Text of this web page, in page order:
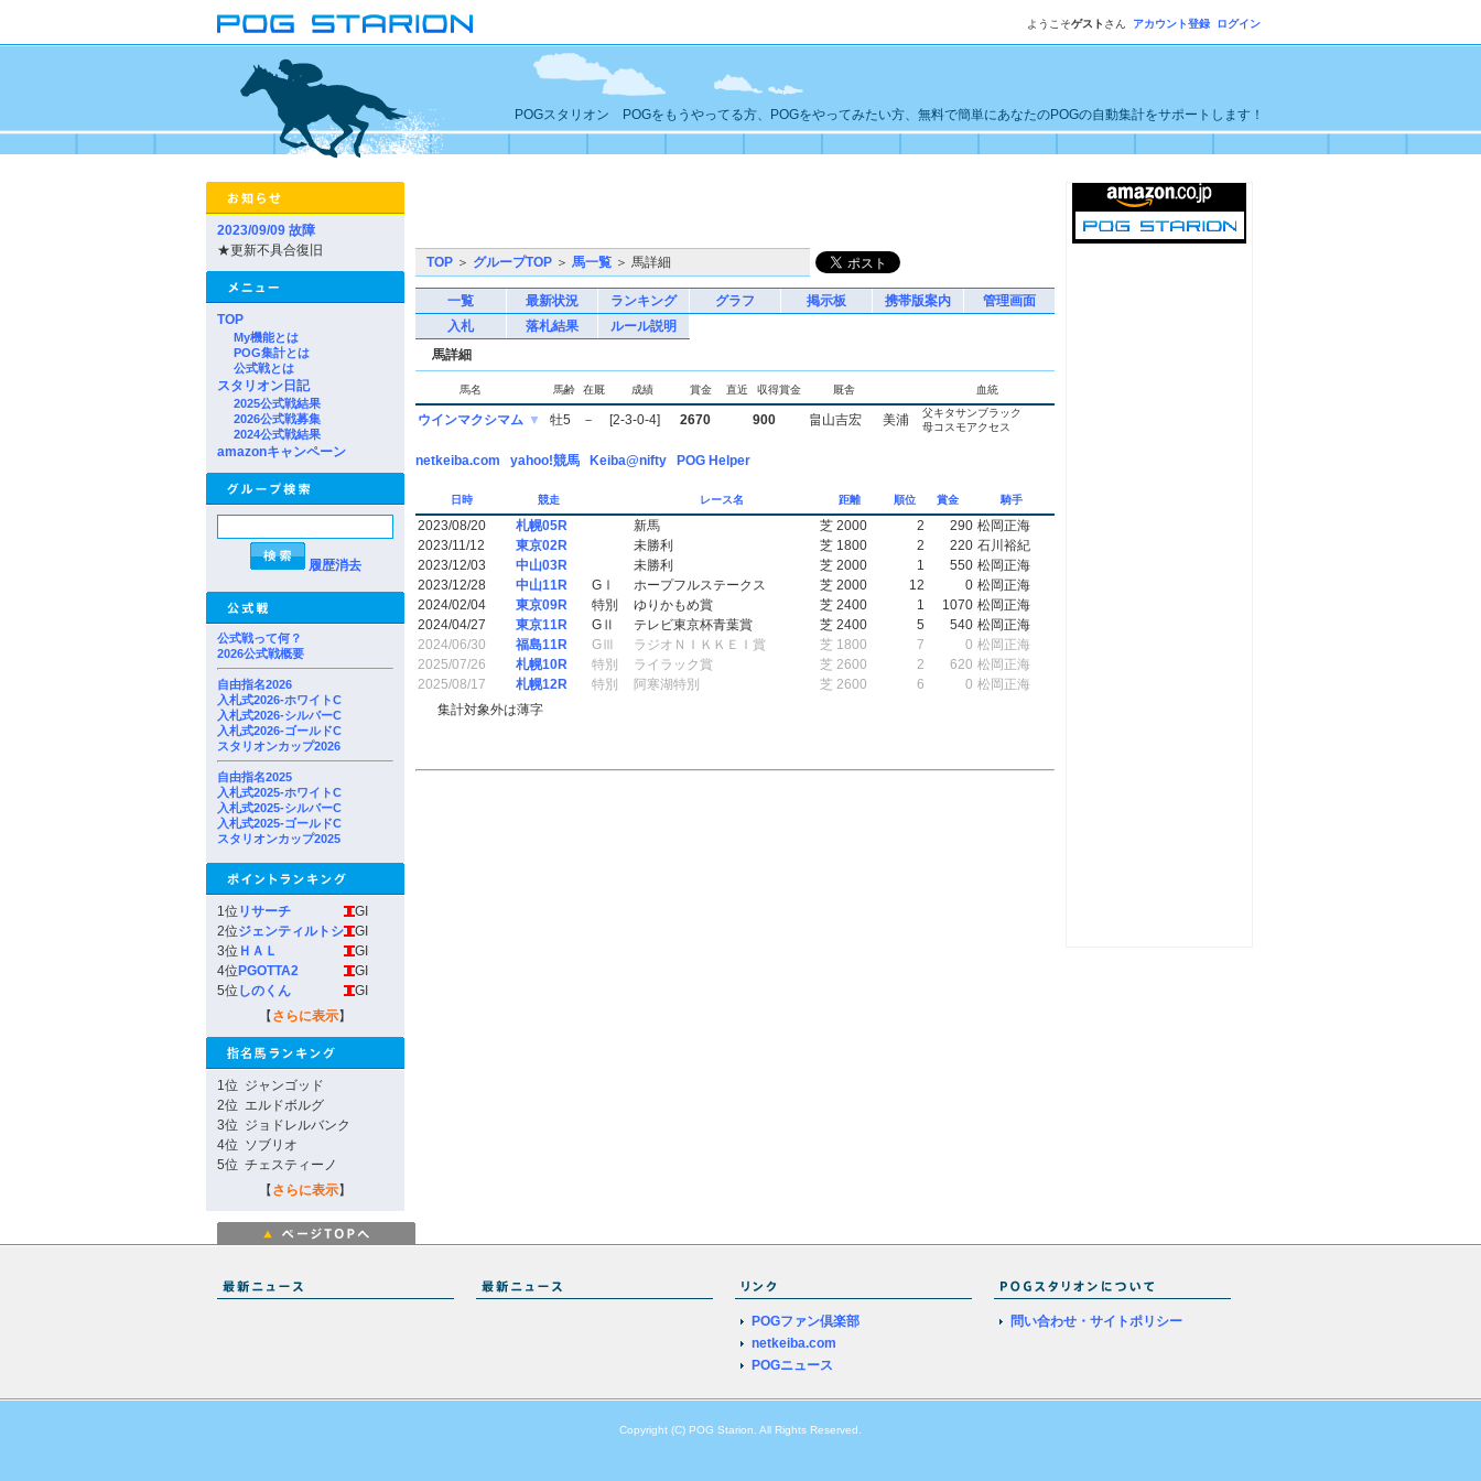
ようこそゲスト さん アカウント登録 ログイン
POGスタリオン POGをもうやってる方、POGをやってみたい方、無料で簡単にあなたのPOGの自動集計をサポートします！
2023/09/09 故障
★更新不具合復旧
TOP
My機能とは
POG集計とは
公式戦とは
スタリオン日記
2025公式戦結果
2026公式戦募集
2024公式戦結果
amazonキャンペーン
履歴消去
公式戦って何？
2026公式戦概要
自由指名2026
入札式2026-ホワイトC
入札式2026-シルバーC
入札式2026-ゴールドC
スタリオンカップ2026
自由指名2025
入札式2025-ホワイトC
入札式2025-シルバーC
入札式2025-ゴールドC
スタリオンカップ2025
1位 リサーチ
GI
2位ジェンティルトシ
GI
3位 ＨＡＬ
GI
4位 PGOTTA2
GI
5位 しのくん
GI
【 さらに表示】
1位 ジャンゴッド
2位 エルドボルグ
3位 ジョドレルバンク
4位 ソブリオ
5位 チェスティーノ
【 さらに表示】
TOP ＞ グループTOP ＞ 馬一覧 ＞ 馬詳細
一覧 最新状況 ランキング グラフ 掲示板 携帯版案内
管理画面
入札
落札結果
ルール説明
馬詳細
馬名 馬齢 在厩 成績 賞金 直近 収得賞金 厩舎 血統
ウインマクシマム ▼ 牡5 － [2-3-0-4] 2670 900 畠山吉宏 美浦
父キタサンブラック
母コスモアクセス
netkeiba.com yahoo!競馬 Keiba@nifty POG Helper
日時 競走 レース名 距離 順位 賞金 騎手
2023/08/20 札幌05R 新馬 芝 2000 2 290 松岡正海
2023/11/12
東京02R 未勝利 芝 1800 2 220 石川裕紀
2023/12/03
中山03R 未勝利 芝 2000 1 550 松岡正海
2023/12/28
中山11R GⅠ ホープフルステークス 芝 2000 12 0 松岡正海
2024/02/04
東京09R 特別 ゆりかもめ賞 芝 2400 1 1070 松岡正海
2024/04/27
東京11R GⅡ テレビ東京杯青葉賞 芝 2400 5 540 松岡正海
2024/06/30
福島11R GⅢ ラジオＮＩＫＫＥＩ賞 芝 1800 7 0 松岡正海
2025/07/26
札幌10R 特別 ライラック賞 芝 2600 2 620 松岡正海
2025/08/17
札幌12R 特別 阿寒湖特別 芝 2600 6 0 松岡正海
集計対象外は薄字
POGファン倶楽部
netkeiba.com
POGニュース
問い合わせ・サイトポリシー
Copyright (C) POG Starion. All Rights Reserved.